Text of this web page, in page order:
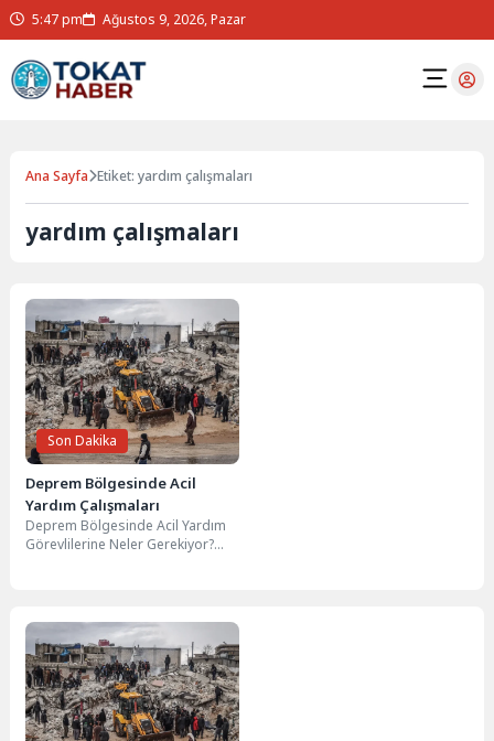
5:47 pm Ağustos 9, 2026, Pazar
Ana Sayfa Etiket: yardım çalışmaları
yardım çalışmaları
Son Dakika
Deprem Bölgesinde Acil
Yardım Çalışmaları
Deprem Bölgesinde Acil Yardım
Görevlilerine Neler Gerekiyor?